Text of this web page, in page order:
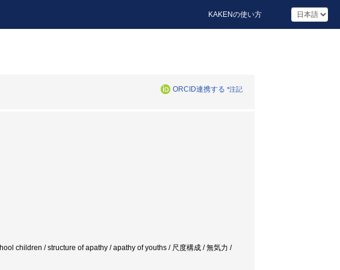
KAKENの使い方
ORCID連携する *注記
children / structure of apathy / apathy of youths / 尺度構成 / 無気力 /